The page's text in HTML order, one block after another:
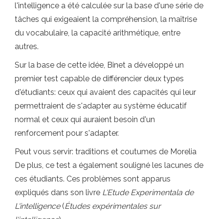
l'intelligence a été calculée sur la base d'une série de
tâches qui exigeaient la compréhension, la maîtrise
du vocabulaire, la capacité arithmétique, entre
autres.
Sur la base de cette idée, Binet a développé un
premier test capable de différencier deux types
d'étudiants: ceux qui avaient des capacités qui leur
permettraient de s'adapter au système éducatif
normal et ceux qui auraient besoin d'un
renforcement pour s'adapter.
Peut vous servir: traditions et coutumes de Morelia
De plus, ce test a également souligné les lacunes de
ces étudiants. Ces problèmes sont apparus
expliqués dans son livre L'Etude Experimentala de
L'intelligence(Études expérimentales sur